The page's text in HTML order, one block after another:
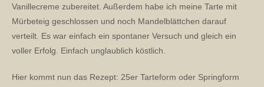
Vanillecreme zubereitet. Außerdem habe ich meine Tarte mit
Mürbeteig geschlossen und noch Mandelblättchen darauf
verteilt. Es war einfach ein spontaner Versuch und gleich ein
voller Erfolg. Einfach unglaublich köstlich.
Hier kommt nun das Rezept: 25er Tarteform oder Springform